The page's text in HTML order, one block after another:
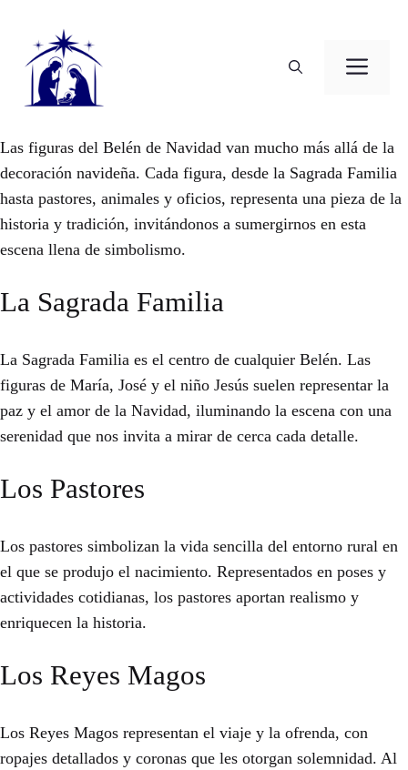
contenido
Las figuras del Belén de Navidad van mucho más allá de la
decoración navideña. Cada figura, desde la Sagrada Familia
hasta pastores, animales y oficios, representa una pieza de la
historia y tradición, invitándonos a sumergirnos en esta
escena llena de simbolismo.
La Sagrada Familia
La Sagrada Familia es el centro de cualquier Belén. Las
figuras de María, José y el niño Jesús suelen representar la
paz y el amor de la Navidad, iluminando la escena con una
serenidad que nos invita a mirar de cerca cada detalle.
Los Pastores
Los pastores simbolizan la vida sencilla del entorno rural en
el que se produjo el nacimiento. Representados en poses y
actividades cotidianas, los pastores aportan realismo y
enriquecen la historia.
Los Reyes Magos
Los Reyes Magos representan el viaje y la ofrenda, con
ropajes detallados y coronas que les otorgan solemnidad. Al